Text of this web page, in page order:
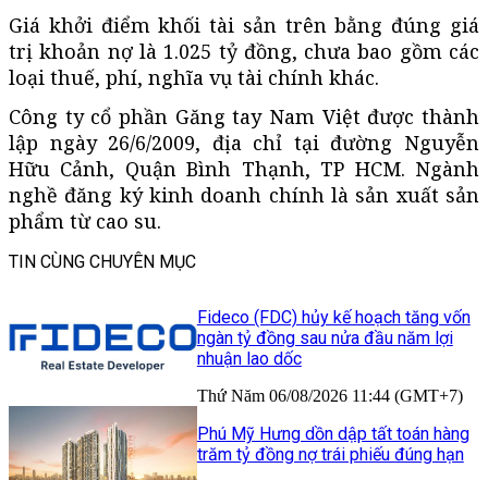
Giá khởi điểm khối tài sản trên bằng đúng giá
trị khoản nợ là 1.025 tỷ đồng, chưa bao gồm các
loại thuế, phí, nghĩa vụ tài chính khác.
Công ty cổ phần Găng tay Nam Việt được thành
lập ngày 26/6/2009, địa chỉ tại đường Nguyễn
Hữu Cảnh, Quận Bình Thạnh, TP HCM. Ngành
nghề đăng ký kinh doanh chính là sản xuất sản
phẩm từ cao su.
TIN CÙNG CHUYÊN MỤC
Fideco (FDC) hủy kế hoạch tăng vốn
ngàn tỷ đồng sau nửa đầu năm lợi
nhuận lao dốc
Thứ Năm 06/08/2026 11:44 (GMT+7)
Phú Mỹ Hưng dồn dập tất toán hàng
trăm tỷ đồng nợ trái phiếu đúng hạn